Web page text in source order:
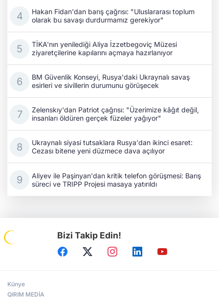
Hakan Fidan'dan barış çağrısı: "Uluslararası toplum
olarak bu savaşı durdurmamız gerekiyor"
TİKA'nın yenilediği Aliya İzzetbegoviç Müzesi
ziyaretçilerine kapılarını açmaya hazırlanıyor
BM Güvenlik Konseyi, Rusya'daki Ukraynalı savaş
esirleri ve sivillerin durumunu görüşecek
Zelenskıy'dan Patriot çağrısı: "Üzerimize kâğıt değil,
insanları öldüren gerçek füzeler yağıyor"
Ukraynalı siyasi tutsaklara Rusya'dan ikinci esaret:
Cezası bitene yeni düzmece dava açılıyor
Aliyev ile Paşinyan'dan kritik telefon görüşmesi: Barış
süreci ve TRIPP Projesi masaya yatırıldı
Bizi Takip Edin!
Künye
QIRIM MEDİA